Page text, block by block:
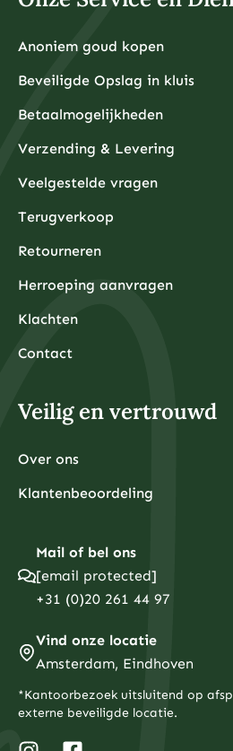
Anoniem goud kopen
Beveiligde Opslag in kluis
Betaalmogelijkheden
Verzending & Levering
Veelgestelde vragen
Terugverkoop
Retourneren
Herroeping aanvragen
Klachten
Contact
Veilig en vertrouwd
Over ons
Klantenbeoordeling
Mail of bel ons
[email protected]
+31 (0)20 261 44 97
Vind onze locatie
Amsterdam, Eindhoven
*Kantoorbezoek uitsluitend op
externe beveiligde locatie.